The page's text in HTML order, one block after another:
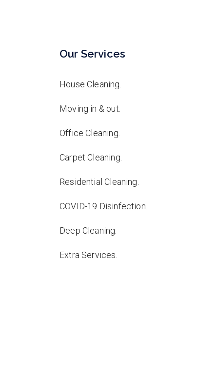
Our Services
House Cleaning.
Moving in & out.
Office Cleaning.
Carpet Cleaning.
Residential Cleaning.
COVID-19 Disinfection.
Deep Cleaning.
Extra Services.